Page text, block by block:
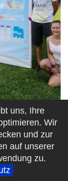
uns, Ihre
Wir
und zur
auf unserer
zu.